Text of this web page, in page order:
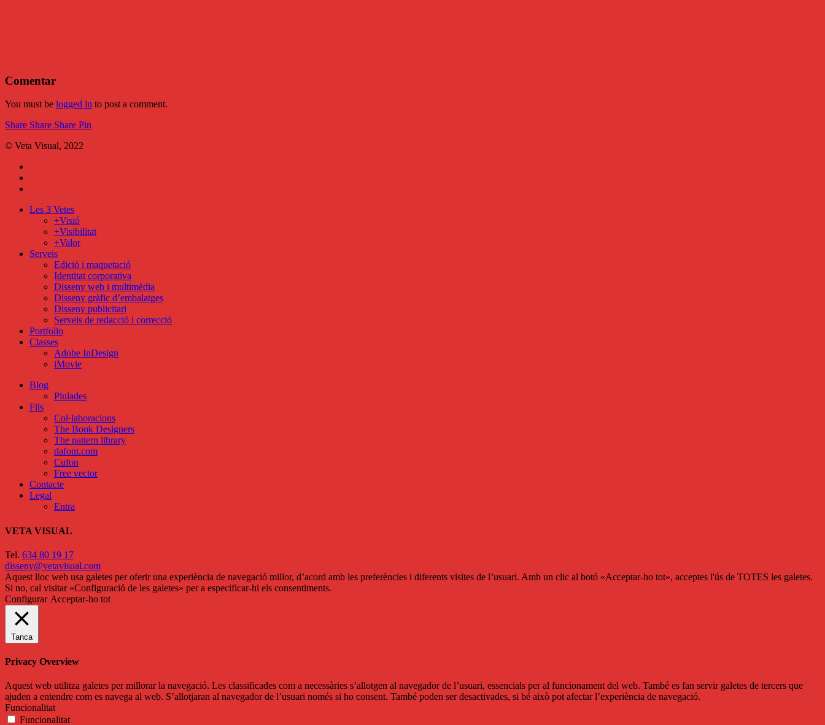
Comentar
You must be logged in to post a comment.
Share
Share Share Share Pin
© Veta Visual, 2022
Close
Les 3 Vetes
+Visió
+Visibilitat
+Valor
Serveis
Edició i maquetació
Identitat corporativa
Disseny web i multimèdia
Disseny gràfic d’embalatges
Disseny publicitari
Serveis de redacció i correcció
Portfolio
Classes
Adobe InDesign
iMovie
Blog
Piulades
Fils
Col·laboracions
The Book Designers
The pattern library
dafont.com
Cufon
Free vector
Contacte
Legal
Entra
VETA VISUAL
Tel. 634 80 19 17
disseny@vetavisual.com
Aquest lloc web usa galetes per oferir una experiència de navegació millor, d’acord amb les preferències i diferents visites de l’usuari. Amb un clic al botó «Acceptar-ho tot», acceptes l'ús de TOTES les galetes.
Si no, cal visitar «Configuració de les galetes» per a especificar-hi els consentiments.
Configurar Acceptar-ho tot
Tanca
Privacy Overview
Aquest web utilitza galetes per millorar la navegació. Les classificades com a necessàries s’allotgen al navegador de l’usuari, essencials per al funcionament del web. També es fan servir galetes de tercers que
ajuden a entendre com es navega al web. S’allotjaran al navegador de l’usuari només si ho consent. També poden ser desactivades, si bé això pot afectar l’experiència de navegació.
Funcionalitat
Funcionalitat